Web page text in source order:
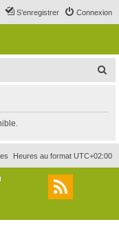
Connexion
S’enregistrer
r
c
r
Heures au format UTC+02:00